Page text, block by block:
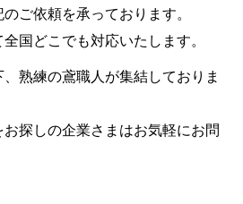
ご依頼を承っております。
国どこでも対応いたします。
熟練の鳶職人が集結しておりま
探しの企業さまはお気軽にお問